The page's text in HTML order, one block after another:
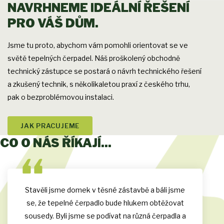
NAVRHNEME IDEÁLNÍ ŘEŠENÍ
PRO VÁŠ DŮM.
Jsme tu proto, abychom vám pomohli orientovat se ve
světě tepelných čerpadel. Náš proškolený obchodně
technický zástupce se postará o návrh technického řešení
a zkušený technik, s několikaletou praxí z českého trhu,
pak o bezproblémovou instalaci.
JAK PRACUJEME
CO O NÁS ŘÍKAJÍ...
Stavěli jsme domek v těsné zástavbě a báli jsme
se, že tepelné čerpadlo bude hlukem obtěžovat
sousedy. Byli jsme se podívat na různá čerpadla a